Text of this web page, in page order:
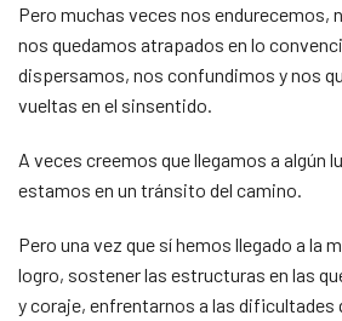
Pero muchas veces nos endurecemos,
nos quedamos atrapados en lo
dispersamos, nos confundimos y nos
vueltas en el sinsentido.
A veces creemos que llegamos a algún
estamos en un tránsito del camino.
Pero una vez que sí hemos llegado a la
logro, sostener las estructuras en las
y coraje, enfrentarnos a las dificultades